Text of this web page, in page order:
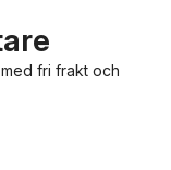
fri frakt och